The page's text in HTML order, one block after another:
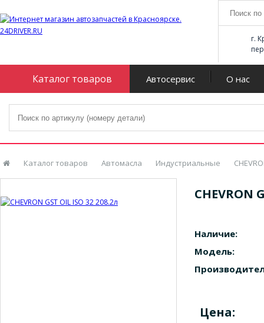
г.
Каталог товаров Автосервис О нас
Каталог товаров Автомасла Индустриальные
CHEVRON
Наличие:
Модель:
Цена: